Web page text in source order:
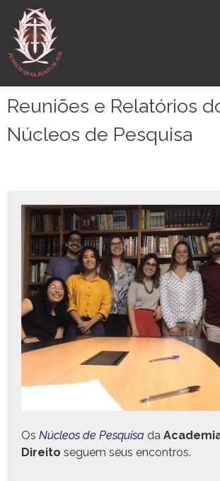
para
conteúdo
Reuniões e Relatórios
Núcleos de Pesquisa
Os Núcleos de Pesquisa da
Dire­ito seguem seus encontros.